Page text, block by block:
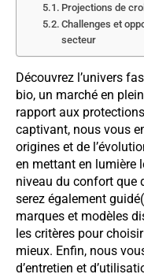
Projections de
Challenges et
secteur
Découvrez l’univers
bio, un marché en
rapport aux
captivant, nous vous
origines et de
en mettant en lumière
niveau du confort que
serez également
marques et modèles
les critères pour
mieux. Enfin, nous
d’entretien et